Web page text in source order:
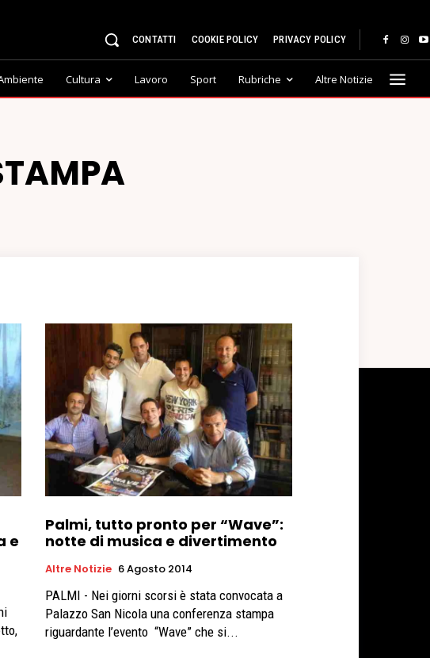
CONTATTI COOKIE POLICY PRIVACY POLICY
Cultura Lavoro Sport Rubriche Altre Notizie
e
Palmi, tutto pronto per “Wave”:
notte di musica e divertimento
Altre Notizie 6 Agosto 2014
PALMI - Nei giorni scorsi è stata convocata a
Palazzo San Nicola una conferenza stampa
riguardante l’evento “Wave” che si...